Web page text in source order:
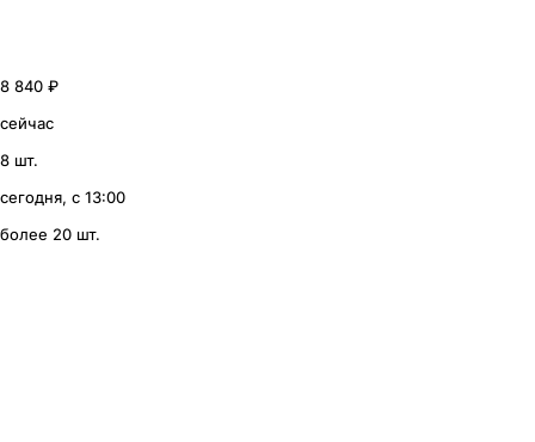
8 840 ₽
сейчас
8 шт.
сегодня, с 13:00
более 20 шт.